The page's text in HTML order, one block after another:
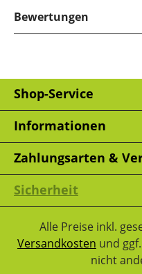
Bewertungen
Shop-Service
Informationen
Zahlungsarten &
Sicherheit
Alle Preise inkl.
Versandkosten und
nicht